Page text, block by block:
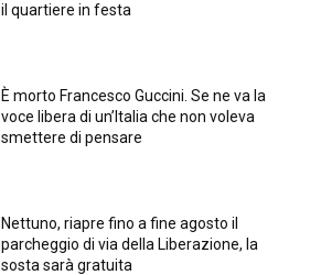
il quartiere in festa
È morto Francesco Guccini. Se ne va la
voce libera di un’Italia che non voleva
smettere di pensare
Nettuno, riapre fino a fine agosto il
parcheggio di via della Liberazione, la
sosta sarà gratuita